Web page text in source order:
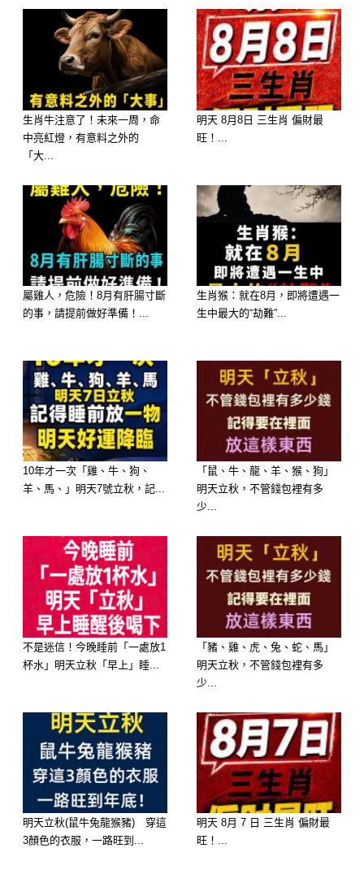
https://lihi3.cc/c5H8h
🍲 心理測驗：大寒這天，妳最想喝哪
一碗熱湯？
想像屋外寒風刺骨，妳回到家，桌上有
四碗剛煮好、冒著熱氣的湯，妳的第一
直覺會選哪一碗？
A. 濃郁滋補的【麻油雞湯】
B. 鮮甜清爽的【蛤蜊冬瓜湯】
C. 料多實在的【酸辣湯】
D. 暖心清淡的【玉米蘿蔔排骨湯】
🔮 測驗結果分析：
選擇 A：麻油雞湯 ——【福報：貴人
提攜，大權在握】
性格： 妳是一個做事有幹勁、重情重
義的人，在群體中往往是核心人物。
2026 運勢： 選這碗湯代表妳會「遇火
而發」。在馬年妳的領導力會被看見，
有很強的「長輩緣」或「主管緣」，妳
解決不了的難題，自然會有貴人現身幫
妳掃平障礙。
生肖牛注意了！未來一周，命
中亮紅燈，有意料之外的
「大...
明天 8月8日 三生肖 偏財最
旺！...
屬雞人，危險！8月有肝腸寸斷
的事，請提前做好準備！...
生肖猴：就在8月，即將遭遇一
生中最大的“劫難”...
10年才一次「雞、牛、狗、
羊、馬、」明天7號立秋，記...
「鼠、牛、龍、羊、猴、狗」
明天立秋，不管錢包裡有多
少...
不是迷信！今晚睡前「一處放1
杯水」明天立秋「早上」睡...
「豬、雞、虎、兔、蛇、馬」
明天立秋，不管錢包裡有多
少...
明天立秋(鼠牛兔龍猴豬) 穿這
3顏色的衣服，一路旺到...
明天 8月 7 日 三生肖 偏財最
旺！...